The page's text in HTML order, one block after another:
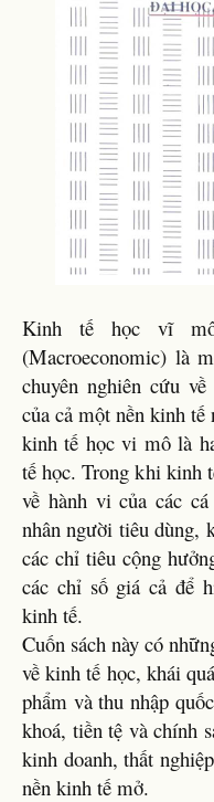
Kinh tế học vĩ
(Macroeconomic) là
chuyên nghiên cứu
của cả một nền kinh
kinh tế học vi mô là
tế học. Trong khi kinh
về hành vi của các
nhân người tiêu dùng,
các chỉ tiêu cộng
các chỉ số giá cả để
kinh tế.
Cuốn sách này có
về kinh tế học, khái
phẩm và thu nhập
khoá, tiền tệ và chính
kinh doanh, thất
nền kinh tế mở.